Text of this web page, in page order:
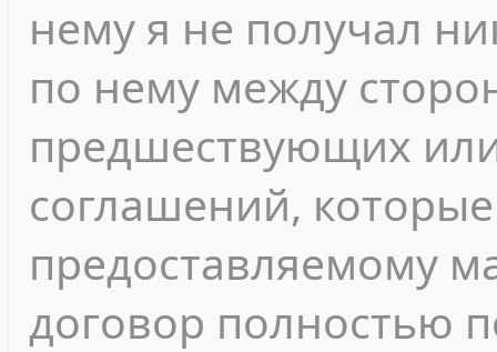
нему я не получал
по нему между
предшествующих
соглашений, которые
предоставляемому
договор полностью